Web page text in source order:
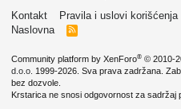
Kontakt
Pravila i uslovi korišćenja
Naslovna
R
Community platform by XenForo® © 2010-
d.o.o. 1999-2026. Sva prava zadržana.
bez dozvole.
Krstarica ne snosi odgovornost za sadržaj